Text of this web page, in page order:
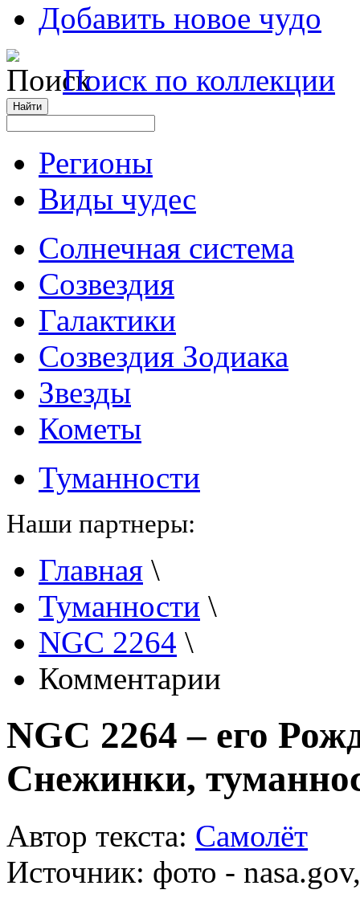
Добавить новое чудо
Поиск по коллекции
Регионы
Виды чудес
Солнечная система
Созвездия
Галактики
Созвездия Зодиака
Звезды
Кометы
Туманности
Наши партнеры:
Главная \
Туманности \
NGC 2264 \
Комментарии
NGC 2264 – его
Снежинки,
Автор текста: Самолёт
Источник: фото -